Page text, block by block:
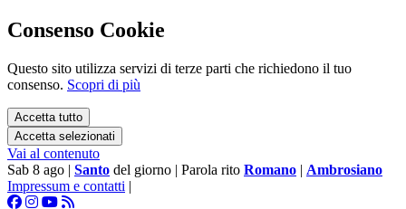
Consenso Cookie
Questo sito utilizza servizi di terze parti che richiedono il tuo
consenso. Scopri di più
Accetta tutto
Accetta selezionati
Vai al contenuto
Sab 8 ago | Santo del giorno | Parola rito Romano | Ambrosiano
Impressum e contatti |